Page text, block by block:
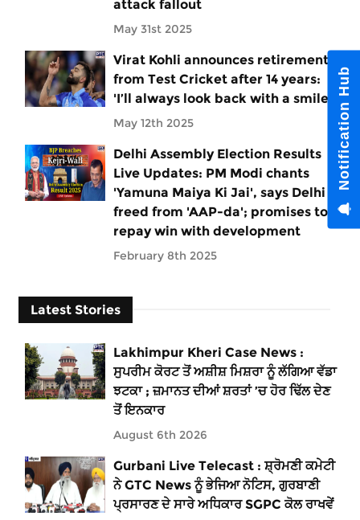
attack fallout
May 31st 2025
Virat Kohli announces retirement
from Test Cricket after 14 years:
'I’ll always look back with a smile'
May 12th 2025
Delhi Assembly Election Results
Live Updates: PM Modi chants
'Yamuna Maiya Ki Jai', says Delhi
freed from 'AAP-da'; promises to
repay win with development
February 8th 2025
Latest Stories
Lakhimpur Kheri Case News :
ਸੁਪਰੀਮ ਕੋਰਟ ਤੋਂ ਅਸ਼ੀਸ਼ ਮਿਸ਼ਰਾ ਨੂੰ ਲੱਗਿਆ ਵੱਡਾ
ਝਟਕਾ ; ਜ਼ਮਾਨਤ ਦੀਆਂ ਸ਼ਰਤਾਂ ’ਚ ਹੋਰ ਢਿੱਲ ਦੇਣ
ਤੋਂ ਇਨਕਾਰ
August 6th 2026
Gurbani Live Telecast : ਸ਼੍ਰੋਮਣੀ ਕਮੇਟੀ
ਨੇ GTC News ਨੂੰ ਭੇਜਿਆ ਨੋਟਿਸ, ਗੁਰਬਾਣੀ
ਪ੍ਰਸਾਰਣ ਦੇ ਸਾਰੇ ਅਧਿਕਾਰ SGPC ਕੋਲ ਰਾਖਵੇਂ
Notification Hub